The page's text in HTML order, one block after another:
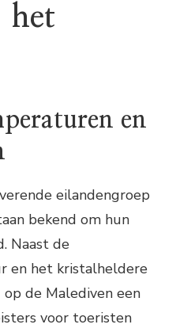
het
en
eilandengroep
bekend om hun
Naast de
en het kristalheldere
de Malediven een
voor toeristen